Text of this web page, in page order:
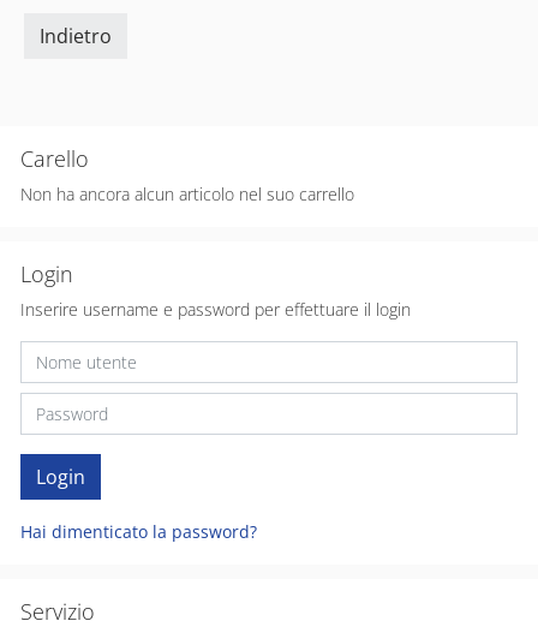
Carello
Non ha ancora alcun articolo nel suo carrello
Login
Inserire username e password per effettuare il login
Hai dimenticato la password?
Servizio
Indietro